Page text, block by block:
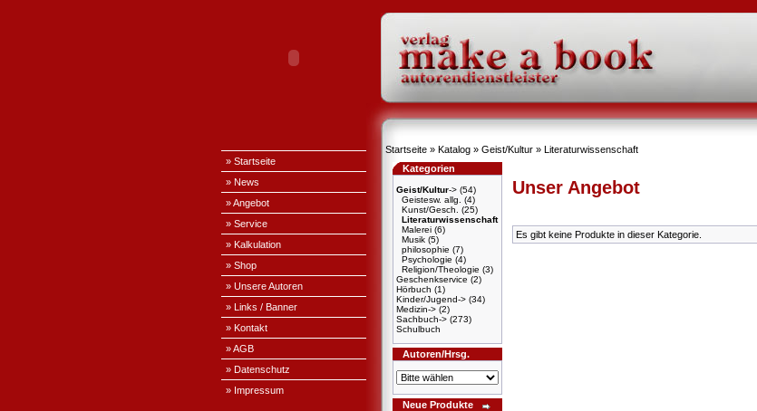
» Startseite
» News
» Angebot
» Service
» Kalkulation
» Shop
» Unsere Autoren
» Links / Banner
» Kontakt
» AGB
» Datenschutz
» Impressum
Startseite » Katalog » Geist/Kultur » Literaturwissenschaft
Kategorien
Geist/Kultur-> (54)
Geistesw. allg.
(4)
Kunst/Gesch.
(25)
Literaturwissenschaft
Malerei (6)
Musik (5)
philosophie (7)
Psychologie (4)
Religion/Theologie (3)
Geschenkservice (2)
Hörbuch (1)
Kinder/Jugend-> (34)
Medizin-> (2)
Sachbuch-> (273)
Schulbuch
Autoren/Hrsg.
Neue Produkte
Unser Angebot
Es gibt keine Produkte in dieser Kategorie.